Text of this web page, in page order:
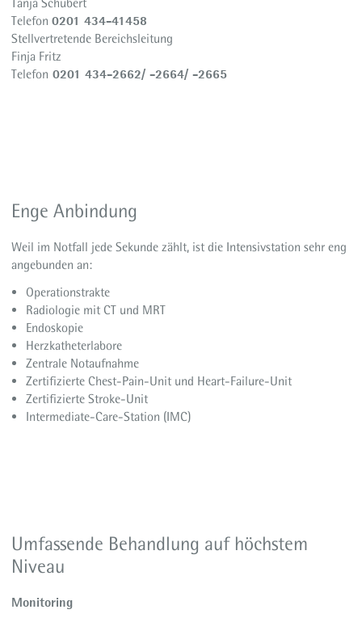
Telefon0201 434-41458
Stellvertretende Bereichsleitung
Finja Fritz
Telefon 0201 434-2662/ -2664/ -2665
Enge Anbindung
Weil im Notfall jede Sekunde zählt, ist die Intensivstation sehr eng
angebunden an:
Operationstrakte
Radiologie mit CT und MRT
Endoskopie
Herzkatheterlabore
Zentrale Notaufnahme
Zertifizierte Chest-Pain-Unit und Heart-Failure-Unit
Zertifizierte Stroke-Unit
Intermediate-Care-Station (IMC)
Umfassende Behandlung auf höchstem
Niveau
Monitoring